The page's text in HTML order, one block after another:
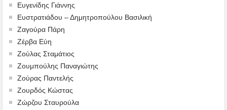
Ευγενίδης Γιάννης
Ευστρατιάδου – Δημητροπούλου Βασιλική
Ζαγούρα Πάρη
Ζέρβα Εύη
Ζούλας Σταμάτιος
Ζουμπούλης Παναγιώτης
Ζούρας Παντελής
Ζουρδός Κώστας
Ζώρζου Σταυρούλα